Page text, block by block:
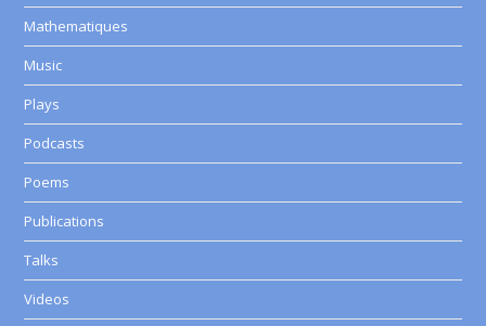
Mathematiques
Music
Plays
Podcasts
Poems
Publications
Talks
Videos